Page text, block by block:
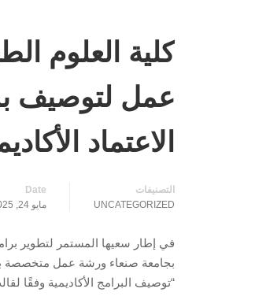
كلية العلوم
عمل لتوصيف
الاعتماد
التصنيفات
UNCATEGORIZED
Date
مايو 24, 2025
في إطار سعيها المستمر لتطوير
بجامعة صنعاء ورشة عمل متخصصة
“توصيف البرامج الأكاديمية وفقًا